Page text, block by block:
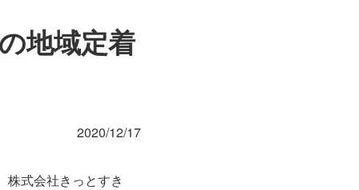
地域定着
2020/12/17
株式会社きっとすき